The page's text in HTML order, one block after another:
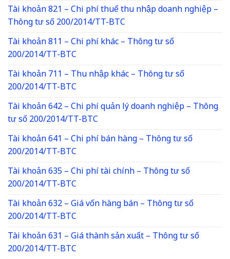
Tài khoản 821 – Chi phí thuế thu nhập doanh nghiệp –
Thông tư số 200/2014/TT-BTC
Tài khoản 811 – Chi phí khác – Thông tư số
200/2014/TT-BTC
Tài khoản 711 – Thu nhập khác – Thông tư số
200/2014/TT-BTC
Tài khoản 642 – Chi phí quản lý doanh nghiệp – Thông
tư số 200/2014/TT-BTC
Tài khoản 641 – Chi phí bán hàng – Thông tư số
200/2014/TT-BTC
Tài khoản 635 – Chi phí tài chính – Thông tư số
200/2014/TT-BTC
Tài khoản 632 – Giá vốn hàng bán – Thông tư số
200/2014/TT-BTC
Tài khoản 631 – Giá thành sản xuất – Thông tư số
200/2014/TT-BTC